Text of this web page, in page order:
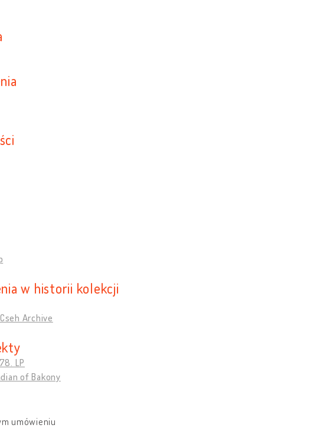
w historii kolekcji
Archive
LP
of Bakony
umówieniu